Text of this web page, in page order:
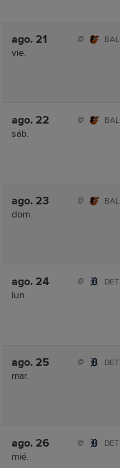
ago. 21
vie.
@ BAL
ago. 22
sáb.
@ BAL
ago. 23
dom.
@ BAL
ago. 24
lun.
@ DET
ago. 25
mar.
@ DET
ago. 26
mié.
@ DET